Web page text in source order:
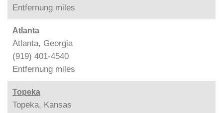
Entfernung miles
Atlanta
Atlanta, Georgia
(919) 401-4540
Entfernung miles
Topeka
Topeka, Kansas